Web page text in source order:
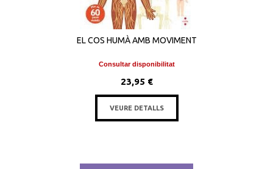
EL COS HUMÀ AMB MOVIMENT
Consultar disponibilitat
23,95 €
VEURE DETALLS